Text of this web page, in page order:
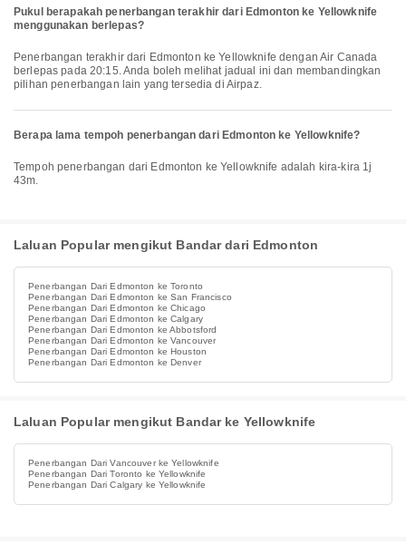
Pukul berapakah penerbangan terakhir dari Edmonton ke Yellowknife
menggunakan berlepas?
Penerbangan terakhir dari Edmonton ke Yellowknife dengan Air Canada
berlepas pada 20:15. Anda boleh melihat jadual ini dan membandingkan
pilihan penerbangan lain yang tersedia di Airpaz.
Berapa lama tempoh penerbangan dari Edmonton ke Yellowknife?
Tempoh penerbangan dari Edmonton ke Yellowknife adalah kira-kira 1j
43m.
Laluan Popular mengikut Bandar dari Edmonton
Penerbangan Dari Edmonton ke Toronto
Penerbangan Dari Edmonton ke San Francisco
Penerbangan Dari Edmonton ke Chicago
Penerbangan Dari Edmonton ke Calgary
Penerbangan Dari Edmonton ke Abbotsford
Penerbangan Dari Edmonton ke Vancouver
Penerbangan Dari Edmonton ke Houston
Penerbangan Dari Edmonton ke Denver
Laluan Popular mengikut Bandar ke Yellowknife
Penerbangan Dari Vancouver ke Yellowknife
Penerbangan Dari Toronto ke Yellowknife
Penerbangan Dari Calgary ke Yellowknife